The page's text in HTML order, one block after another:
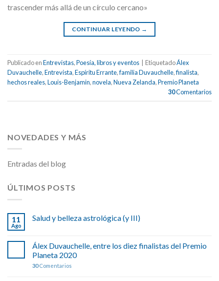
trascender más allá de un círculo cercano»
CONTINUAR LEYENDO →
Publicado enEntrevistas,Poesía, libros y eventos EtiquetadoÁlex
Duvauchelle,Entrevista,Espíritu Errante,familia Duvauchelle,finalista,
hechos reales,Louis-Benjamin,novela,Nueva Zelanda,Premio Planeta
30Comentarios
NOVEDADES Y MÁS
Entradas del blog
ÚLTIMOS POSTS
11
Ago
Salud y belleza astrológica (y III)
Álex Duvauchelle, entre los diez finalistas del Premio
Planeta 2020
30Comentarios